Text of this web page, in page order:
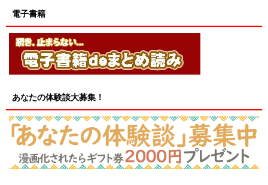
電子書籍
あなたの体験談大募集！